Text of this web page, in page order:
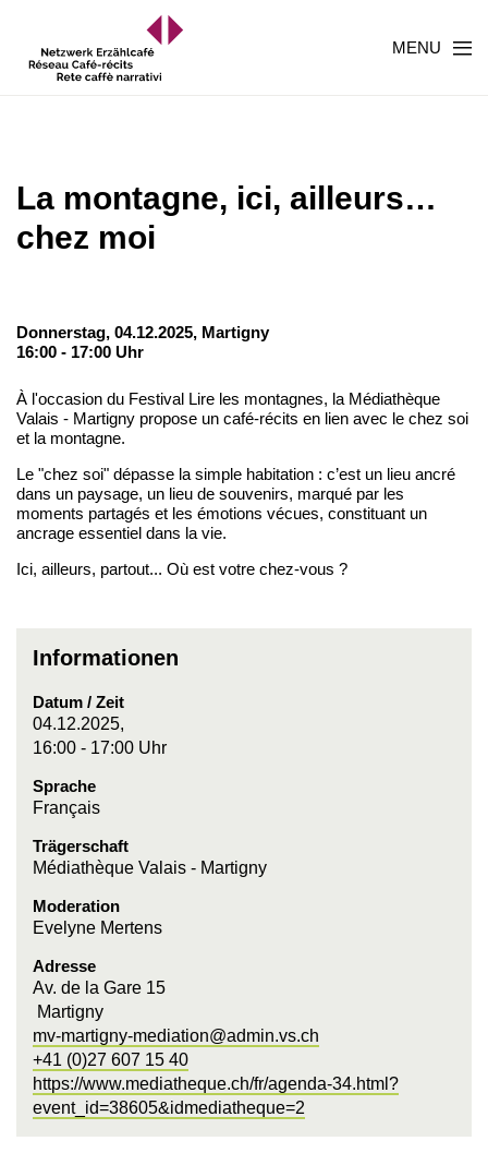
MENU
La montagne, ici, ailleurs…
chez moi
Donnerstag, 04.12.2025, Martigny
16:00 - 17:00 Uhr
À l'occasion du Festival Lire les montagnes, la Médiathèque
Valais - Martigny propose un café-récits en lien avec le chez soi
et la montagne.
Le "chez soi" dépasse la simple habitation : c’est un lieu ancré
dans un paysage, un lieu de souvenirs, marqué par les
moments partagés et les émotions vécues, constituant un
ancrage essentiel dans la vie.
Ici, ailleurs, partout... Où est votre chez-vous ?
Informationen
Datum / Zeit
04.12.2025,
16:00 - 17:00 Uhr
Sprache
Français
Trägerschaft
Médiathèque Valais - Martigny
Moderation
Evelyne Mertens
Adresse
Av. de la Gare 15
Martigny
mv-martigny-mediation@admin.vs.ch
+41 (0)27 607 15 40
https://www.mediatheque.ch/fr/agenda-34.html?
event_id=38605&idmediatheque=2